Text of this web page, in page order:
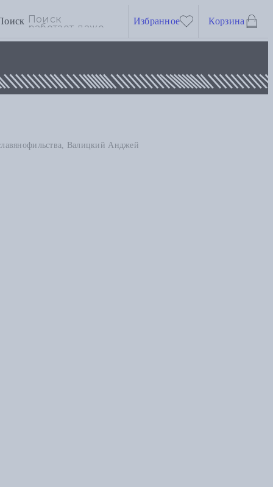
Избранное Корзина
Валицкий Анджей